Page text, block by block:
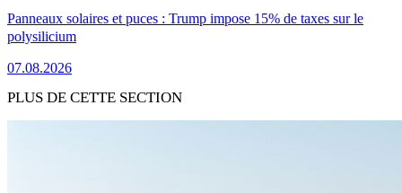
Panneaux solaires et puces : Trump impose 15% de taxes sur le
polysilicium
07.08.2026
PLUS DE CETTE SECTION